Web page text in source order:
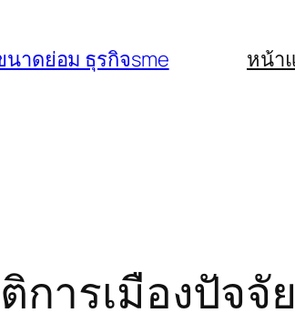
นาดย่อม ธุรกิจsme หน้า
ารเมืองปัจจั